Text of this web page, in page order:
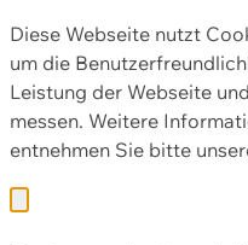
Diese Webseite nutzt
um die
Leistung der Webseite
messen. Weitere
entnehmen Sie bitte